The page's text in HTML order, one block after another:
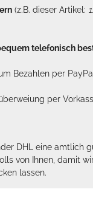
(z.B. dieser Artikel:
telefonisch
Bezahlen per
per
DHL eine amtlich
von Ihnen, damit
lassen.